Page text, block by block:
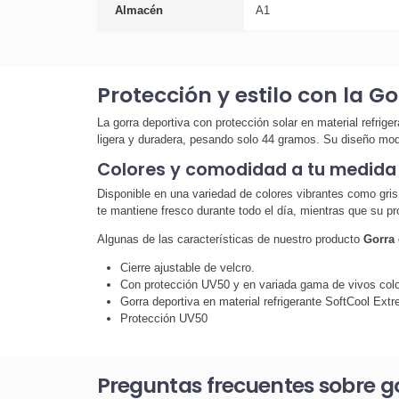
Almacén A1
Protección y estilo con la
La gorra deportiva con protección solar en material
ligera y duradera, pesando solo 44 gramos. Su diseño
Colores y comodidad a tu medida
Disponible en una variedad de colores vibrantes como
te mantiene fresco durante todo el día, mientras que su
Algunas de las características de nuestro producto Gorra
Cierre ajustable de velcro.
Con protección UV50 y en variada gama de vivos
Gorra deportiva en material refrigerante SoftCool
Protección UV50
Preguntas frecuentes sobre